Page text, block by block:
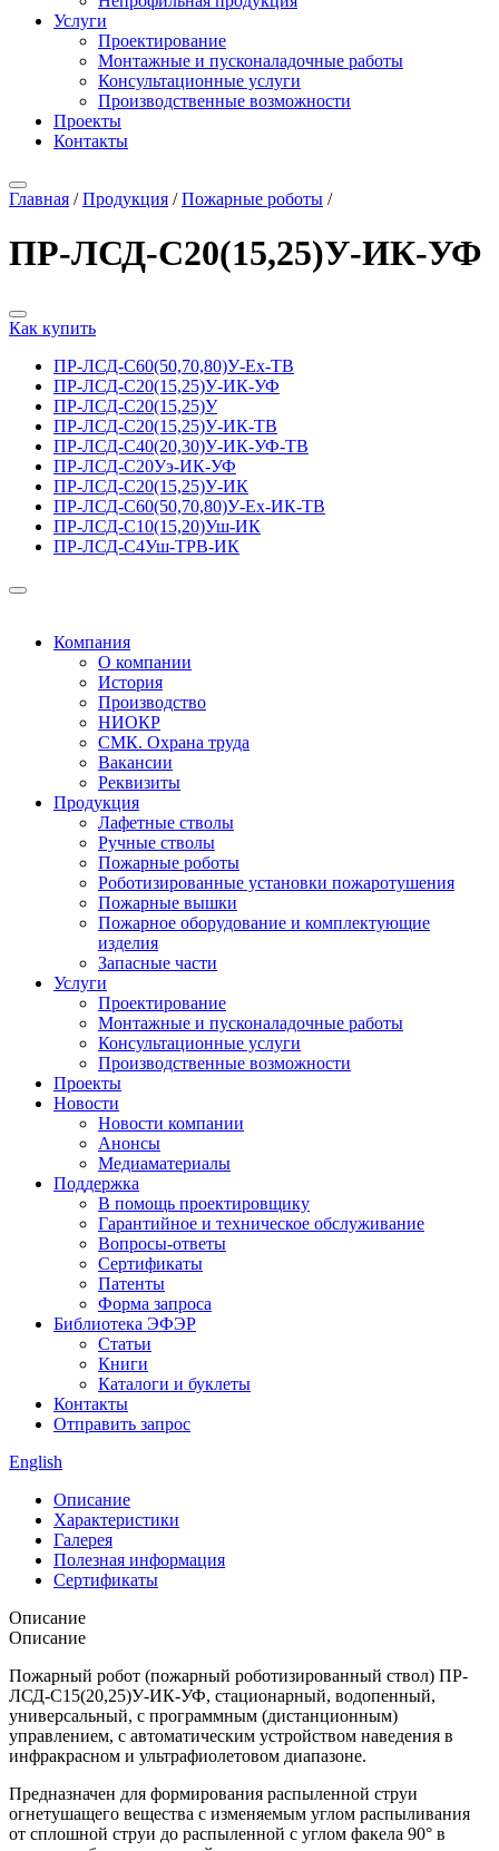
Услуги
Проектирование
Монтажные и пусконаладочные работы
Консультационные услуги
Производственные возможности
Проекты
Контакты
Главная /Продукция /Пожарные роботы /
ПР-ЛСД-С20(15,25)У-ИК-УФ
Как купить
ПР-ЛСД-С60(50,70,80)У-Ех-ТВ
ПР-ЛСД-С20(15,25)У-ИК-УФ
ПР-ЛСД-С20(15,25)У
ПР-ЛСД-С20(15,25)У-ИК-ТВ
ПР-ЛСД-С40(20,30)У-ИК-УФ-ТВ
ПР-ЛСД-С20Уэ-ИК-УФ
ПР-ЛСД-С20(15,25)У-ИК
ПР-ЛСД-С60(50,70,80)У-Ех-ИК-ТВ
ПР-ЛСД-С10(15,20)Уш-ИК
ПР-ЛСД-С4Уш-ТРВ-ИК
Компания
О компании
История
Производство
НИОКР
СМК. Охрана труда
Вакансии
Реквизиты
Продукция
Лафетные стволы
Ручные стволы
Пожарные роботы
Роботизированные установки пожаротушения
Пожарные вышки
Пожарное оборудование и комплектующие
изделия
Запасные части
Услуги
Проектирование
Монтажные и пусконаладочные работы
Консультационные услуги
Производственные возможности
Проекты
Новости
Новости компании
Анонсы
Медиаматериалы
Поддержка
В помощь проектировщику
Гарантийное и техническое обслуживание
Вопросы-ответы
Сертификаты
Патенты
Форма запроса
Библиотека ЭФЭР
Статьи
Книги
Каталоги и буклеты
Контакты
Отправить запрос
English
Описание
Характеристики
Галерея
Полезная информация
Сертификаты
Описание
Описание
Пожарный робот (пожарный роботизированный ствол) ПР-
ЛСД-С15(20,25)У-ИК-УФ, стационарный, водопенный,
универсальный, с программным (дистанционным)
управлением, с автоматическим устройством наведения в
инфракрасном и ультрафиолетовом диапазоне.
Предназначен для формирования распыленной струи
огнетушащего вещества с изменяемым углом распыливания
от сплошной струи до распыленной с углом факела 90° в